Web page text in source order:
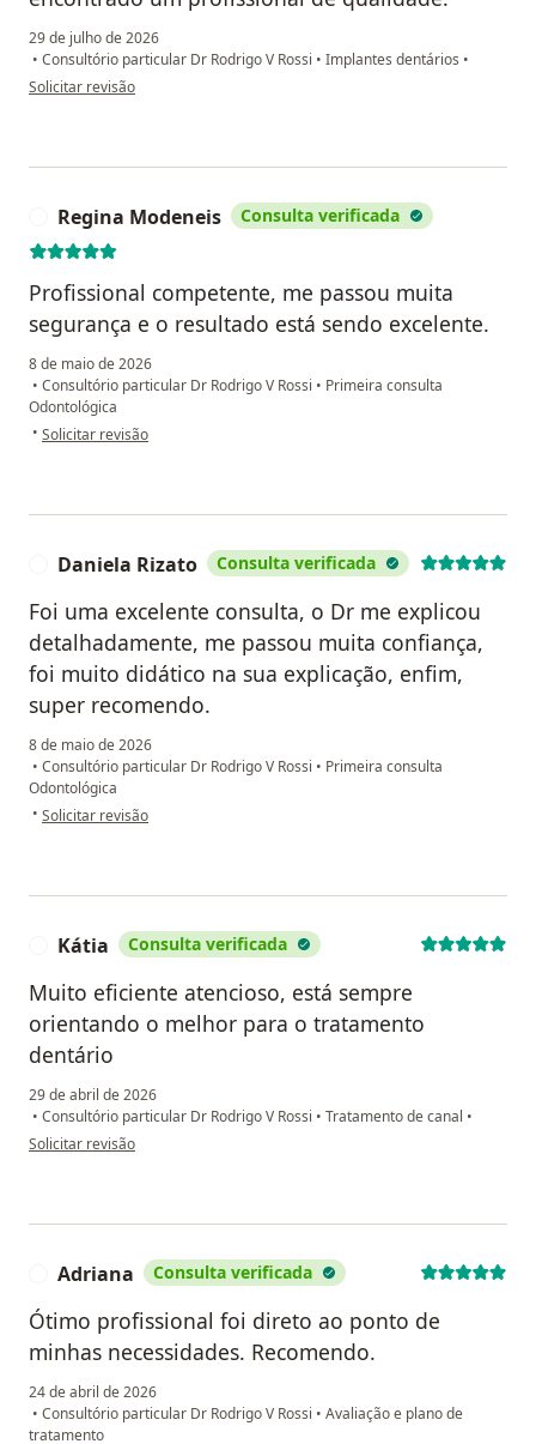
29 de julho de 2026
• Consultório particular Dr Rodrigo V Rossi • Implantes dentários •
na opinião do utilizador Mariane
Solicitar revisão
Regina Modeneis Consulta verificada
Profissional competente, me passou muita
segurança e o resultado está sendo excelente.
8 de maio de 2026
• Consultório particular Dr Rodrigo V Rossi • Primeira consulta
Odontológica
• na opinião do utilizador Regina Modeneis
Solicitar revisão
Daniela Rizato Consulta verificada
Foi uma excelente consulta, o Dr me explicou
detalhadamente, me passou muita confiança,
foi muito didático na sua explicação, enfim,
super recomendo.
8 de maio de 2026
• Consultório particular Dr Rodrigo V Rossi • Primeira consulta
Odontológica
• na opinião do utilizador Daniela Rizato
Solicitar revisão
Kátia Consulta verificada
Muito eficiente atencioso, está sempre
orientando o melhor para o tratamento
dentário
29 de abril de 2026
• Consultório particular Dr Rodrigo V Rossi • Tratamento de canal •
na opinião do utilizador Kátia
Solicitar revisão
Adriana Consulta verificada
Ótimo profissional foi direto ao ponto de
minhas necessidades. Recomendo.
24 de abril de 2026
• Consultório particular Dr Rodrigo V Rossi • Avaliação e plano de
tratamento